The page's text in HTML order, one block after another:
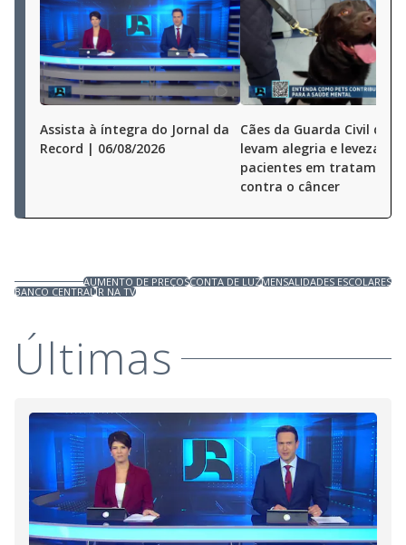
Assista à íntegra do Jornal da
Record | 06/08/2026
Cães da Guarda Civil de SP
levam alegria e leveza a
pacientes em tratamento
contra o câncer
AUMENTO DE PREÇOSCONTA DE LUZMENSALIDADES ESCOLARES
BANCO CENTRALJR NA TV
Últimas